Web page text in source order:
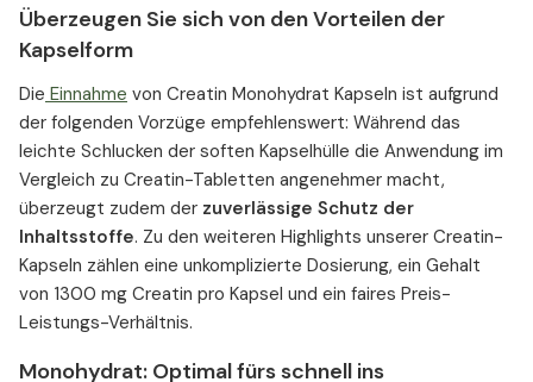
Überzeugen Sie sich von den Vorteilen der
Kapselform
Die Einnahme von Creatin Monohydrat Kapseln ist aufgrund
der folgenden Vorzüge empfehlenswert: Während das
leichte Schlucken der soften Kapselhülle die Anwendung im
Vergleich zu Creatin-Tabletten angenehmer macht,
überzeugt zudem der zuverlässige Schutz der
Inhaltsstoffe. Zu den weiteren Highlights unserer Creatin-
Kapseln zählen eine unkomplizierte Dosierung, ein Gehalt
von 1300 mg Creatin pro Kapsel und ein faires Preis-
Leistungs-Verhältnis.
Monohydrat: Optimal fürs schnell ins